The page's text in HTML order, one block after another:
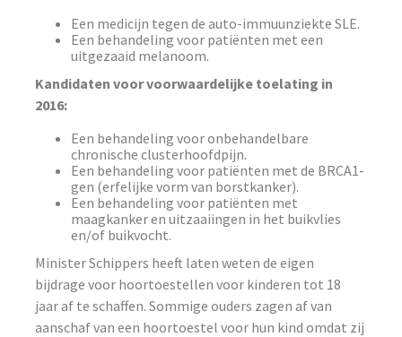
Een medicijn tegen de auto-immuunziekte SLE.
Een behandeling voor patiënten met een
uitgezaaid melanoom.
Kandidaten voor voorwaardelijke toelating in
2016:
Een behandeling voor onbehandelbare
chronische clusterhoofdpijn.
Een behandeling voor patiënten met de BRCA1-
gen (erfelijke vorm van borstkanker).
Een behandeling voor patiënten met
maagkanker en uitzaaiingen in het buikvlies
en/of buikvocht.
Minister Schippers heeft laten weten de eigen
bijdrage voor hoortoestellen voor kinderen tot 18
jaar af te schaffen. Sommige ouders zagen af van
aanschaf van een hoortoestel voor hun kind omdat zij